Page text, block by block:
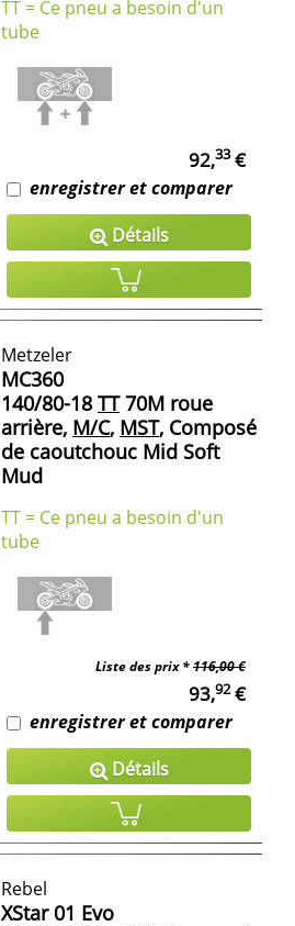
TT = Ce pneu a besoin d'un
tube
92,33€
enregistrer et comparer
Détails
Metzeler
MC360
140/80-18 TT70M roue
arrière, M/C, MST, Composé
de caoutchouc Mid Soft
Mud
TT = Ce pneu a besoin d'un
tube
Liste des prix *116,00 €
93,92€
enregistrer et comparer
Détails
Rebel
XStar 01 Evo